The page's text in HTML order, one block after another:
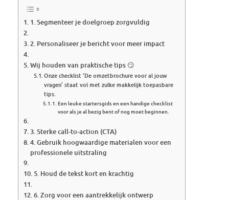
1. Segmenteer je doelgroep zorgvuldig
2. Personaliseer je bericht voor meer impact
Wij houden van praktische tips 😏
Onze checklist ‘De omzetbrochure voor al jouw
vragen’ staat vol met zulke makkelijk toepasbare
tips.
Een leuke startersgids en een handige checklist
voor als je al bezig bent of nog moet beginnen.
3. Sterke call-to-action (CTA)
4. Gebruik hoogwaardige materialen voor een
professionele uitstraling
5. Houd de tekst kort en krachtig
6. Zorg voor een aantrekkelijk ontwerp